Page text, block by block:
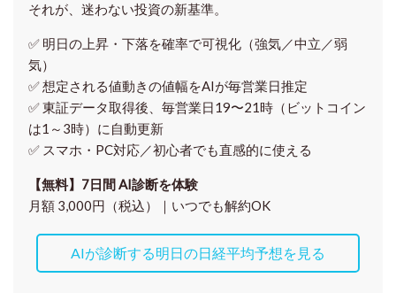
それが、迷わない投資の新基準。
✅ 明日の上昇・下落を確率で可視化（強気／中立／弱
気）
✅ 想定される値動きの値幅をAIが毎営業日推定
✅ 東証データ取得後、 毎営業日19〜21時（ビットコイン
は1～3時）に自動更新
✅ スマホ・PC対応／初心者でも直感的に使える
【無料】7日間 AI診断を体験
月額 3,000円（税込）｜いつでも解約OK
AIが診断する明日の日経平均予想を見る